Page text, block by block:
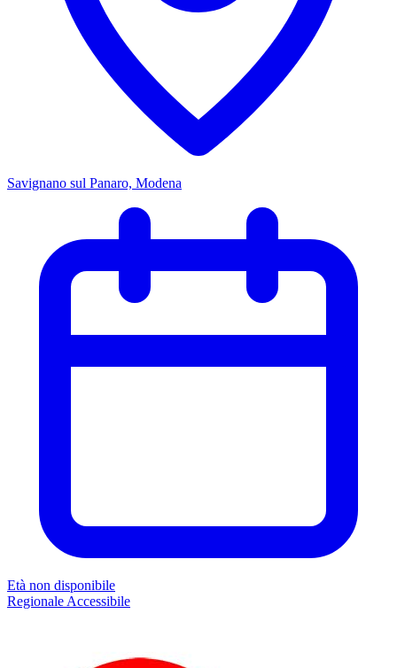
Savignano sul Panaro, Modena
Età non disponibile
Regionale Accessibile